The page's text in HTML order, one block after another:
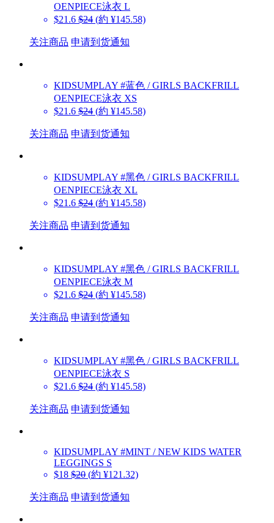
OENPIECE泳衣 L
$21.6 $24 (約 ¥145.58)
关注商品 申请到货通知
KIDSUMPLAY #蓝色 / GIRLS BACKFRILL
OENPIECE泳衣 XS
$21.6 $24 (約 ¥145.58)
关注商品 申请到货通知
KIDSUMPLAY #黑色 / GIRLS BACKFRILL
OENPIECE泳衣 XL
$21.6 $24 (約 ¥145.58)
关注商品 申请到货通知
KIDSUMPLAY #黑色 / GIRLS BACKFRILL
OENPIECE泳衣 M
$21.6 $24 (約 ¥145.58)
关注商品 申请到货通知
KIDSUMPLAY #黑色 / GIRLS BACKFRILL
OENPIECE泳衣 S
$21.6 $24 (約 ¥145.58)
关注商品 申请到货通知
KIDSUMPLAY #MINT / NEW KIDS WATER
LEGGINGS S
$18 $20 (約 ¥121.32)
关注商品 申请到货通知